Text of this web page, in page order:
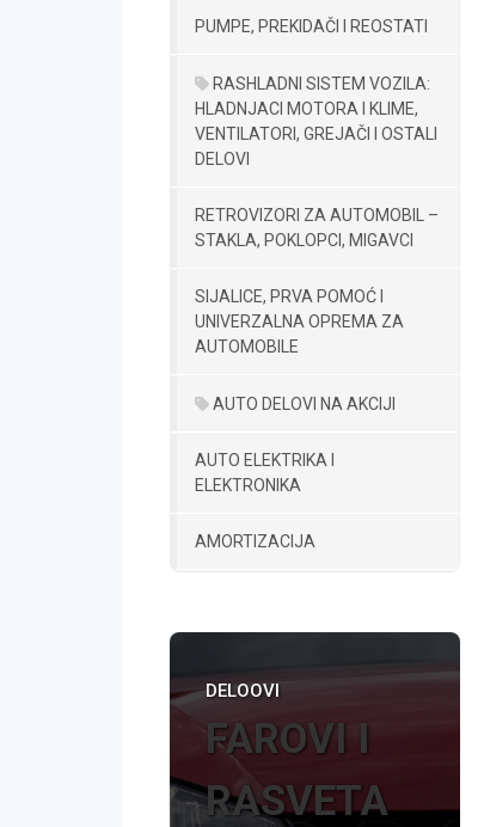
PUMPE, PREKIDAČI I REOSTATI
RASHLADNI SISTEM VOZILA:
HLADNJACI MOTORA I KLIME,
VENTILATORI, GREJAČI I OSTALI
DELOVI
RETROVIZORI ZA AUTOMOBIL –
STAKLA, POKLOPCI, MIGAVCI
SIJALICE, PRVA POMOĆ I
UNIVERZALNA OPREMA ZA
AUTOMOBILE
AUTO DELOVI NA AKCIJI
AUTO ELEKTRIKA I
ELEKTRONIKA
AMORTIZACIJA
DELOOVI
FAROVI I
RASVETA